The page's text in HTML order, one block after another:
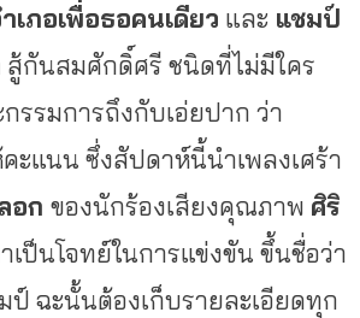
เภอเพื่อธอคนเดียว และแชมป์
สู้กันสมศักดิ์ศรี ชนิดที่ไม่มีใคร
รรมการถึงกับเอ่ยปาก ว่า
ะแนน ซึ่งสัปดาห์นี้นำเพลงเศร้า
อก ของนักร้องเสียงคุณภาพ ศิริ
เป็นโจทย์ในการแข่งขัน ขึ้นชื่อว่า
ฉะนั้นต้องเก็บรายละเอียดทุก